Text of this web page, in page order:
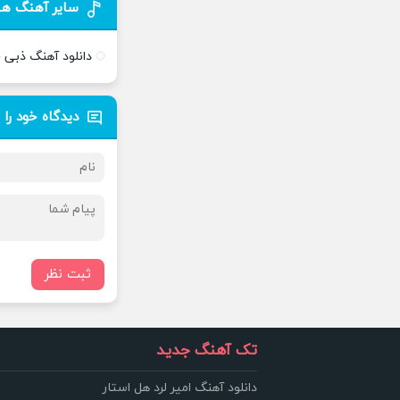
سایر آهنگ
دانلود آهنگ
دیدگاه خود را
ثبت نظر
تک آهنگ جدید
دانلود آهنگ امیر لرد هل استار